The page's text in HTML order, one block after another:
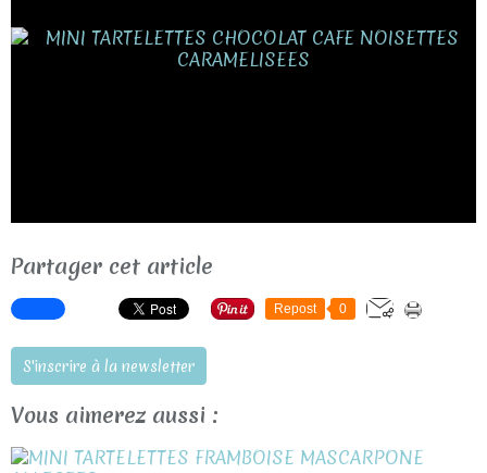
Partager cet article
Repost 0
S'inscrire à la newsletter
Vous aimerez aussi :